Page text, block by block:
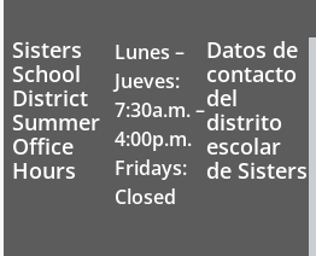
Sisters
School
District
Summer
Office
Hours
Lunes –
Jueves:
7:30a.m. –
4:00p.m.
Fridays:
Closed
Datos de
contacto
del
distrito
escolar
de Sisters